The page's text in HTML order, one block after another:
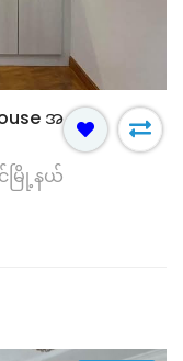
အ
မြို့နယ်